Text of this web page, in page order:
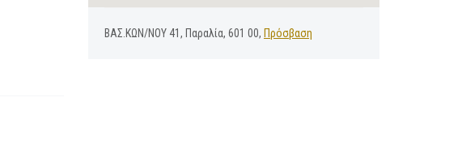
ΒΑΣ.ΚΩΝ/ΝΟΥ 41, Παραλία, 601 00, Πρόσβαση